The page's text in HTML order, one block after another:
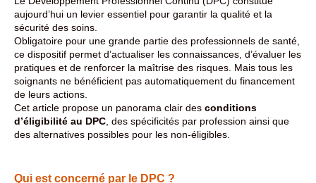
aujourd’hui un levier essentiel pour garantir la qualité et la
sécurité des soins.
Obligatoire pour une grande partie des professionnels de santé,
ce dispositif permet d’actualiser les connaissances, d’évaluer les
pratiques et de renforcer la maîtrise des risques. Mais tous les
soignants ne bénéficient pas automatiquement du financement
de leurs actions.
Cet article propose un panorama clair des conditions
d’éligibilité au DPC , des spécificités par profession ainsi que
des alternatives possibles pour les non-éligibles.
Qui est concerné par le DPC ?